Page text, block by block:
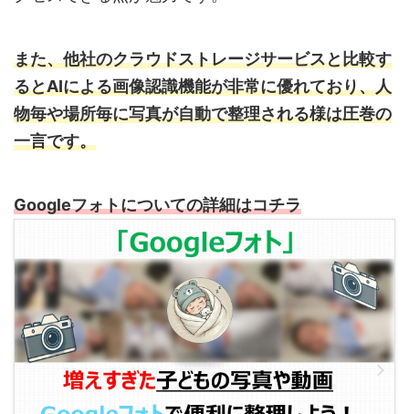
また、他社のクラウドストレージサービスと比較す
るとAIによる画像認識機能が非常に優れており、人
物毎や場所毎に写真が自動で整理される様は圧巻の
一言です。
Googleフォトについての詳細はコチラ